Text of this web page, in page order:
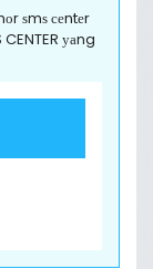
ѕmѕ сеntеr
уаng